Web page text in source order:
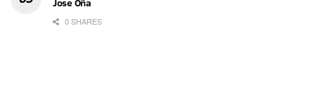
José Oña
0 SHARES